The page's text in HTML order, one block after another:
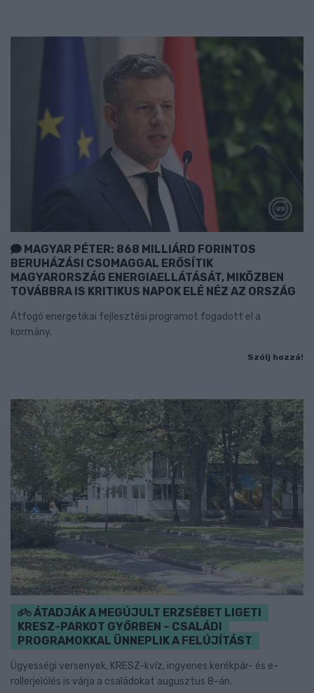
MAGYAR PÉTER: 868 MILLIÁRD FORINTOS
BERUHÁZÁSI CSOMAGGAL ERŐSÍTIK
MAGYARORSZÁG ENERGIAELLÁTÁSÁT, MIKÖZBEN
TOVÁBBRA IS KRITIKUS NAPOK ELÉ NÉZ AZ ORSZÁG
Átfogó energetikai fejlesztési programot fogadott el a
kormány.
Szólj hozzá!
ÁTADJÁK A MEGÚJULT ERZSÉBET LIGETI
KRESZ-PARKOT GYŐRBEN – CSALÁDI
PROGRAMOKKAL ÜNNEPLIK A FELÚJÍTÁST
Ügyességi versenyek, KRESZ-kvíz, ingyenes kerékpár- és e-
rollerjelölés is várja a családokat augusztus 8-án.